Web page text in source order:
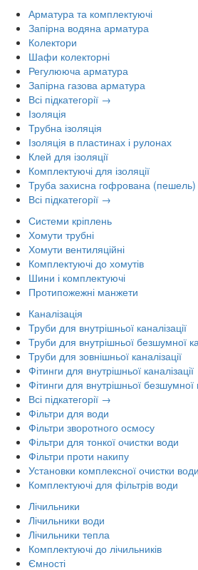
Арматура та комплектуючі
Запірна водяна арматура
Колектори
Шафи колекторні
Регулююча арматура
Запірна газова арматура
Всі підкатегорії →
Ізоляція
Трубна ізоляція
Ізоляція в пластинах і рулонах
Клей для ізоляції
Комплектуючі для ізоляції
Труба захисна гофрована (пешель)
Всі підкатегорії →
Системи кріплень
Хомути трубні
Хомути вентиляційні
Комплектуючі до хомутів
Шини і комплектуючі
Протипожежні манжети
Каналізація
Труби для внутрішньої каналізації
Труби для внутрішньої безшумної
Труби для зовнішньої каналізації
Фітинги для внутрішньої каналізації
Фітинги для внутрішньої безшумної
Всі підкатегорії →
Фільтри для води
Фільтри зворотного осмосу
Фільтри для тонкої очистки води
Фільтри проти накипу
Установки комплексної очистки води
Комплектуючі для фільтрів води
Лічильники
Лічильники води
Лічильники тепла
Комплектуючі до лічильників
Ємності